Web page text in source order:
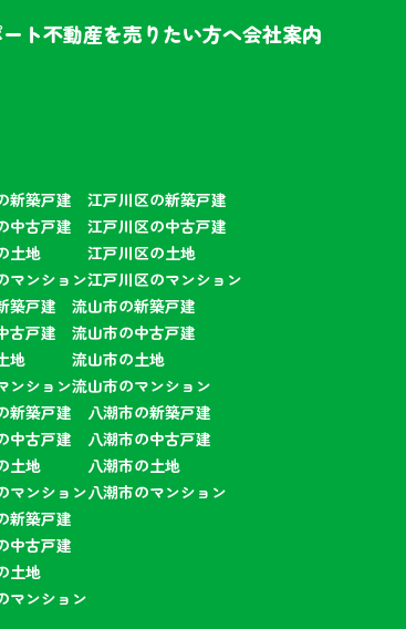
ト不動産を売りたい方へ会社案内
新築戸建
中古戸建
土地
マンション
江戸川区の新築戸建
江戸川区の中古戸建
江戸川区の土地
江戸川区のマンション
築戸建
古戸建
地
ンション
流山市の新築戸建
流山市の中古戸建
流山市の土地
流山市のマンション
新築戸建
中古戸建
土地
マンション
八潮市の新築戸建
八潮市の中古戸建
八潮市の土地
八潮市のマンション
新築戸建
中古戸建
土地
マンション